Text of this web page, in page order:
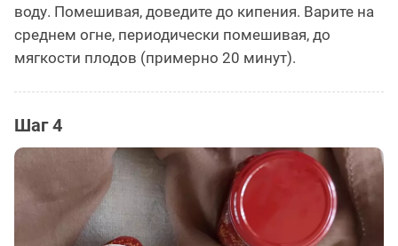
воду. Помешивая, доведите до кипения. Варите на
среднем огне, периодически помешивая, до
мягкости плодов (примерно 20 минут).
Шаг 4